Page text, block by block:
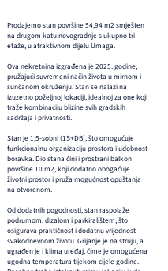
Prodajemo stan površine 54,94 m2 smješten
na drugom katu novogradnje s ukupno tri
etaže, u atraktivnom dijelu Umaga.
Ova nekretnina izgrađena je 2025. godine,
pružajući suvremeni način života u mirnom i
sunčanom okruženju. Stan se nalazi na
izuzetno poželjnoj lokaciji, idealnoj za one koji
traže kombinaciju blizine svih gradskih
sadržaja i privatnosti.
Stan je 1,5-sobni (1S+DB), što omogućuje
funkcionalnu organizaciju prostora i udobnost
boravka. Dio stana čini i prostrani balkon
površine 10 m2, koji dodatno obogaćuje
životni prostor i pruža mogućnost opuštanja
na otvorenom.
Od dodatnih pogodnosti, stan raspolaže
podrumom, dizalom i parkiralištem, što
osigurava praktičnost i dodatnu vrijednost
svakodnevnom životu. Grijanje je na struju, a
ugrađen je i klima uređaj, čime je omogućena
ugodna temperatura tijekom cijele godine.